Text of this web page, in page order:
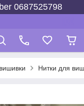
0687525798
Нитки для